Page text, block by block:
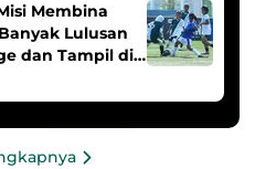
Membina
Lulusan
dan Tampil di